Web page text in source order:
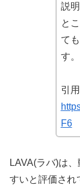
説
と
て
す。
引用
F6
LAVA(ラバ)は
すいと評価され